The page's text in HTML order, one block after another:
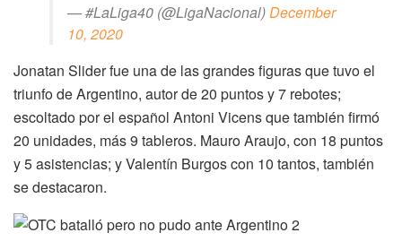
— #LaLiga40 (@LigaNacional)December
10, 2020
Jonatan Slider fue una de las grandes figuras que tuvo el
triunfo de Argentino, autor de 20 puntos y 7 rebotes;
escoltado por el español Antoni Vicens que también firmó
20 unidades, más 9 tableros. Mauro Araujo, con 18 puntos
y 5 asistencias; y Valentín Burgos con 10 tantos, también
se destacaron.